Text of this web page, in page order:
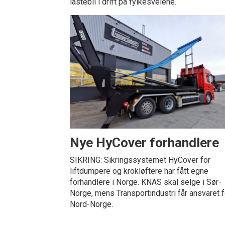
Nye HyCover forhandlere
SIKRING: Sikringssystemet HyCover for
liftdumpere og krokløftere har fått egne
forhandlere i Norge. KNAS skal selge i Sør-
Norge, mens Transportindustri får ansvaret
Nord-Norge.